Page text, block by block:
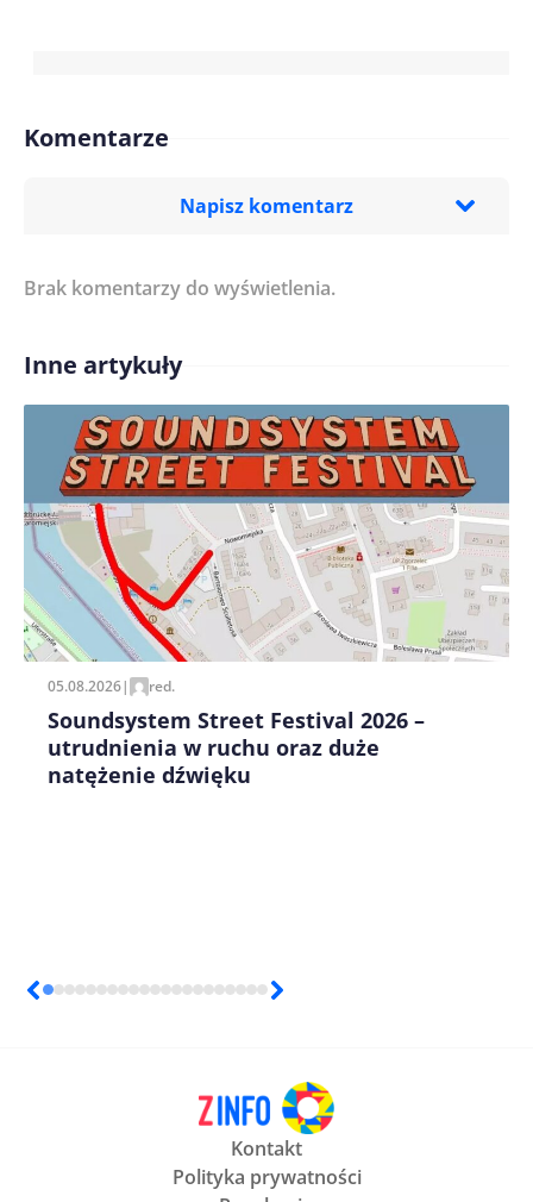
Komentarze
Napisz komentarz
Treść komentarza*
Imię/ Nick*
Zapamiętaj moje dane w tej przeglądarce podczas
pisania kolejnych komentarzy.
Brak komentarzy do wyświetlenia.
Inne artykuły
05.08.2026| red.
Soundsystem Street Festival 2026 –
utrudnienia w ruchu oraz duże
natężenie dźwięku
Kontakt
Polityka prywatności